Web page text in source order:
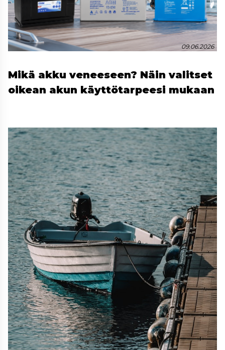
09.06.2026
Mikä akku veneeseen? Näin valitset
oikean akun käyttötarpeesi mukaan